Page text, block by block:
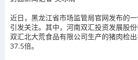
近日，黑龙江省市场监管局官网发布的
引发关注。其中，河南双汇投资发展股
双汇北大荒食品有限公司生产的猪肉检
37.5倍。